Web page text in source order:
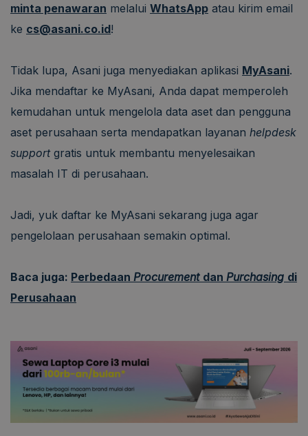
minta penawaran melalui WhatsApp atau kirim email
ke cs@asani.co.id!
Tidak lupa, Asani juga menyediakan aplikasi MyAsani.
Jika mendaftar ke MyAsani, Anda dapat memperoleh
kemudahan untuk mengelola data aset dan pengguna
aset perusahaan serta mendapatkan layanan helpdesk
supportgratis untuk membantu menyelesaikan
masalah IT di perusahaan.
Jadi, yuk daftar ke MyAsani sekarang juga agar
pengelolaan perusahaan semakin optimal.
Baca juga: Perbedaan Procurement dan Purchasing di
Perusahaan